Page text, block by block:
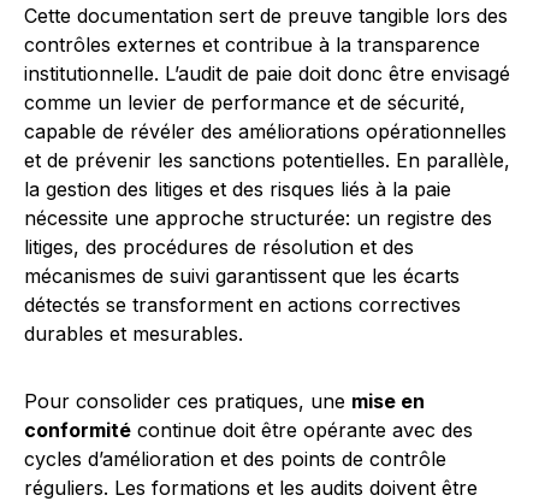
Cette documentation sert de preuve tangible lors des
contrôles externes et contribue à la transparence
institutionnelle. L’audit de paie doit donc être envisagé
comme un levier de performance et de sécurité,
capable de révéler des améliorations opérationnelles
et de prévenir les sanctions potentielles. En parallèle,
la gestion des litiges et des risques liés à la paie
nécessite une approche structurée: un registre des
litiges, des procédures de résolution et des
mécanismes de suivi garantissent que les écarts
détectés se transforment en actions correctives
durables et mesurables.
Pour consolider ces pratiques, une mise en
conformité continue doit être opérante avec des
cycles d’amélioration et des points de contrôle
réguliers. Les formations et les audits doivent être